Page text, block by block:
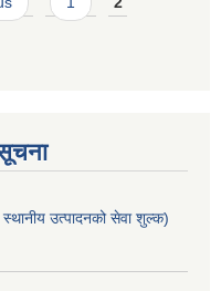
उत्पादनको सेवा शुल्क)